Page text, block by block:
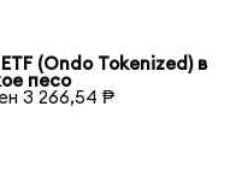
(Ondo Tokenized) в
песо
3 266,54 ₱